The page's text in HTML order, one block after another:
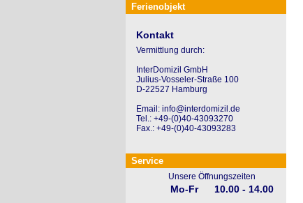
Ferienobjekt
Kontakt
Vermittlung durch:
InterDomizil GmbH
Julius-Vosseler-Straße 100
D-22527 Hamburg
Email: info@interdomizil.de
Tel.: +49-(0)40-43093270
Fax.: +49-(0)40-43093283
Service
Unsere Öffnungszeiten
Mo-Fr 10.00 - 14.00